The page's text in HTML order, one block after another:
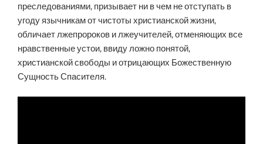
преследованиями, призывает ни в чем не отступать в
угоду язычникам от чистоты христианской жизни,
обличает лжепророков и лжеучителей, отменяющих все
нравственные устои, ввиду ложно понятой,
христианской свободы и отрицающих Божественную
Сущность Спасителя.